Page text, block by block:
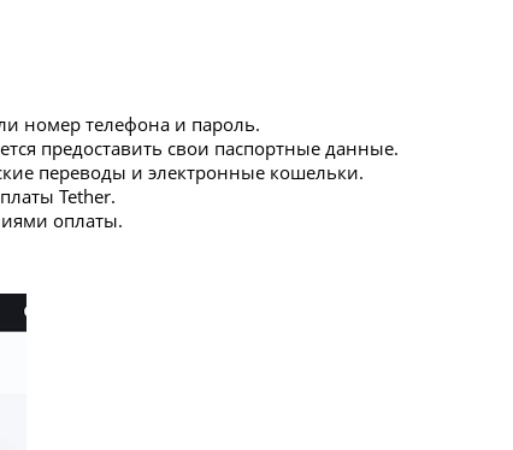
номер телефона и пароль.
предоставить свои паспортные данные.
переводы и электронные кошельки.
Tether.
оплаты.